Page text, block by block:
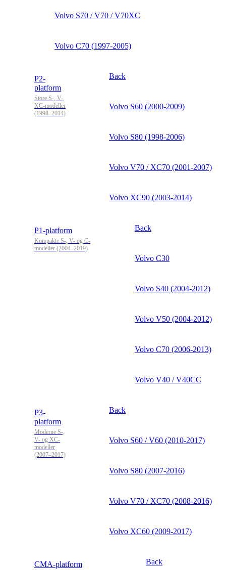
Volvo S70 / V70 / V70XC
Volvo C70 (1997-2005)
P2-
platform
Store S-, V-,
XC-modeller
(1998–2014)
Back
Volvo S60 (2000-2009)
Volvo S80 (1998-2006)
Volvo V70 / XC70 (2001-2007)
Volvo XC90 (2003-2014)
P1-platform
Kompakte S-, V- og C-
modeller (2004–2019)
Back
Volvo C30
Volvo S40 (2004-2012)
Volvo V50 (2004-2012)
Volvo C70 (2006-2013)
Volvo V40 / V40CC
P3-
platform
Moderne S-,
V- og XC-
modeller
(2007–2017)
Back
Volvo S60 / V60 (2010-2017)
Volvo S80 (2007-2016)
Volvo V70 / XC70 (2008-2016)
Volvo XC60 (2009-2017)
CMA-platform Back